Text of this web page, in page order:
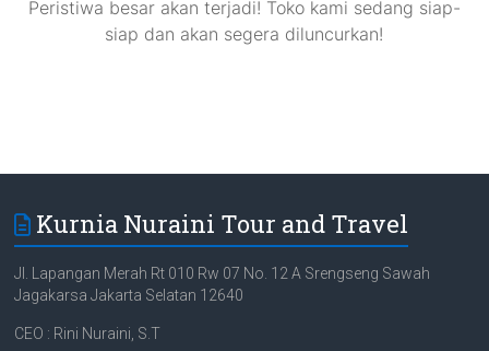
Peristiwa besar akan terjadi! Toko kami sedang siap-
siap dan akan segera diluncurkan!
Kurnia Nuraini Tour and Travel
Jl. Lapangan Merah Rt 010 Rw 07 No. 12 A Srengseng Sawah
Jagakarsa Jakarta Selatan 12640
CEO : Rini Nuraini, S.T